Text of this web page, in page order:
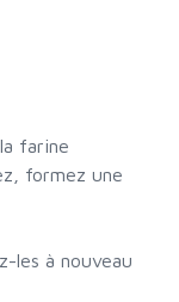
farine
formez une
les à nouveau